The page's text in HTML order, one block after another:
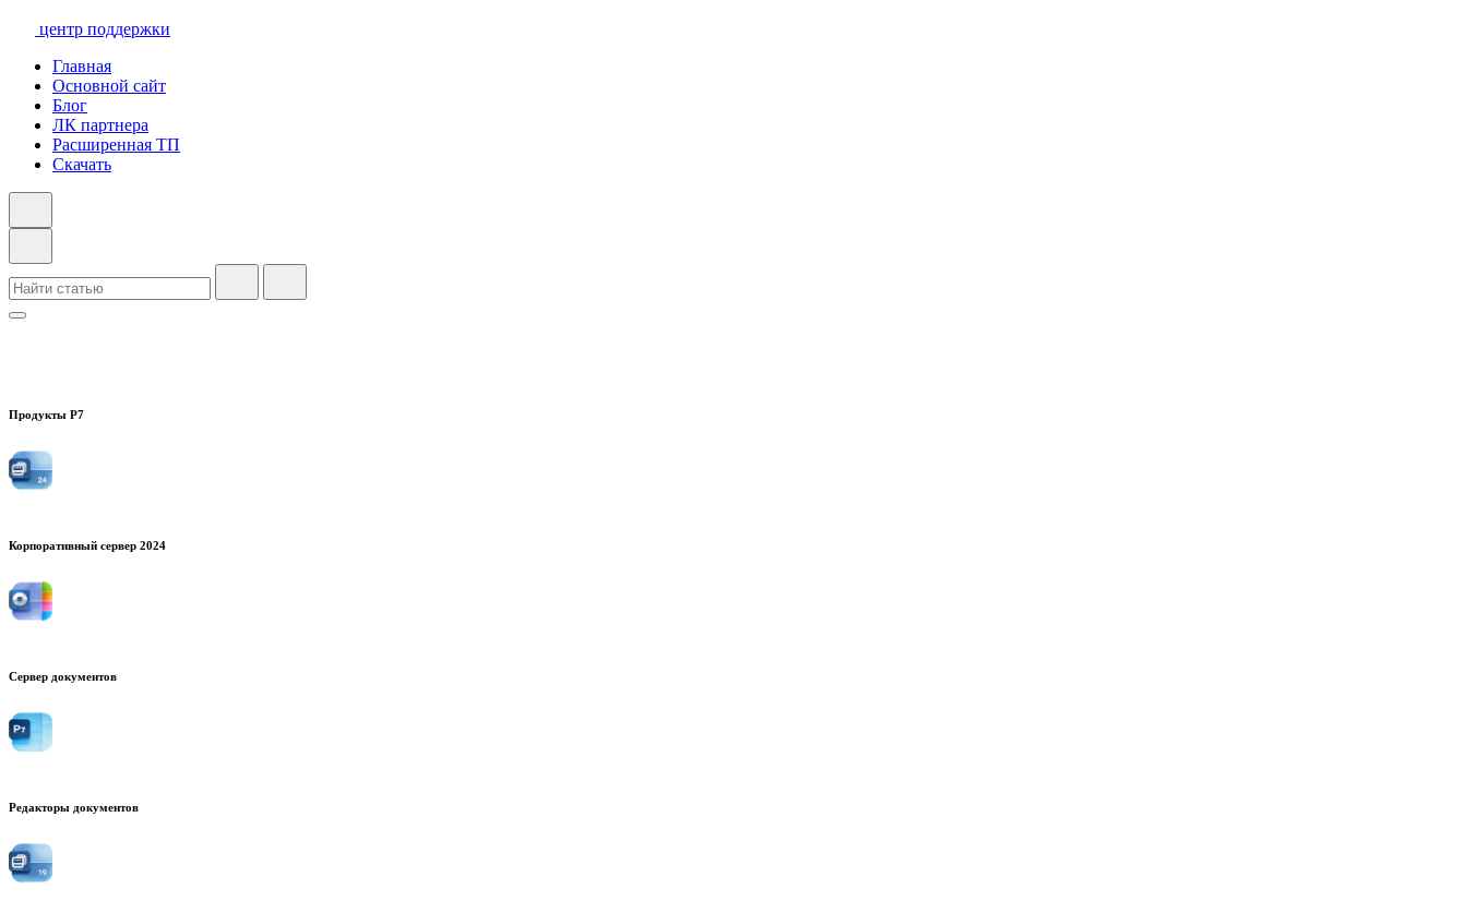
центр поддержки
Главная
Основной сайт
Блог
ЛК партнера
Расширенная ТП
Скачать
Продукты Р7
Корпоративный сервер 2024
Сервер документов
Редакторы документов